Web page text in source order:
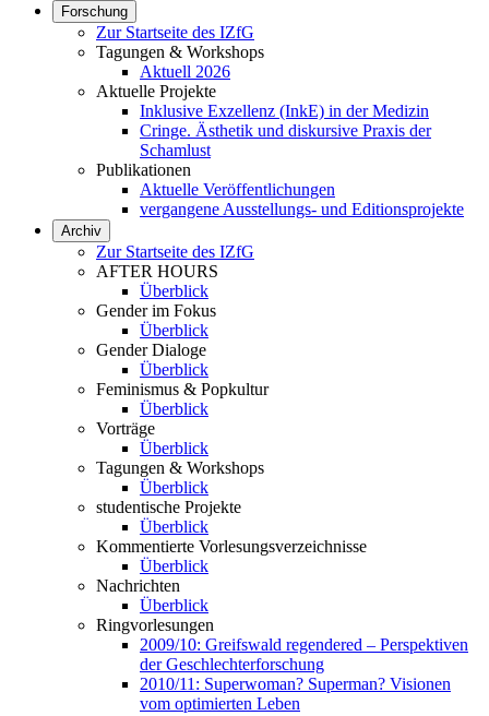
Forschung
Zur Startseite des IZfG
Tagungen & Workshops
Aktuell 2026
Aktuelle Projekte
Inklusive Exzellenz (InkE) in der Medizin
Cringe. Ästhetik und diskursive Praxis der
Schamlust
Publikationen
Aktuelle Veröffentlichungen
vergangene Ausstellungs- und Editionsprojekte
Archiv
Zur Startseite des IZfG
AFTER HOURS
Überblick
Gender im Fokus
Überblick
Gender Dialoge
Überblick
Feminismus & Popkultur
Überblick
Vorträge
Überblick
Tagungen & Workshops
Überblick
studentische Projekte
Überblick
Kommentierte Vorlesungsverzeichnisse
Überblick
Nachrichten
Überblick
Ringvorlesungen
2009/10: Greifswald regendered – Perspektiven
der Geschlechterforschung
2010/11: Superwoman? Superman? Visionen
vom optimierten Leben